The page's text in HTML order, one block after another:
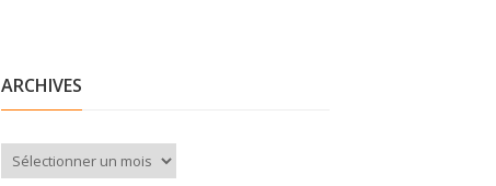
ARCHIVES
Archives